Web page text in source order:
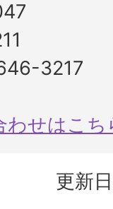
3217
わせはこち
更新